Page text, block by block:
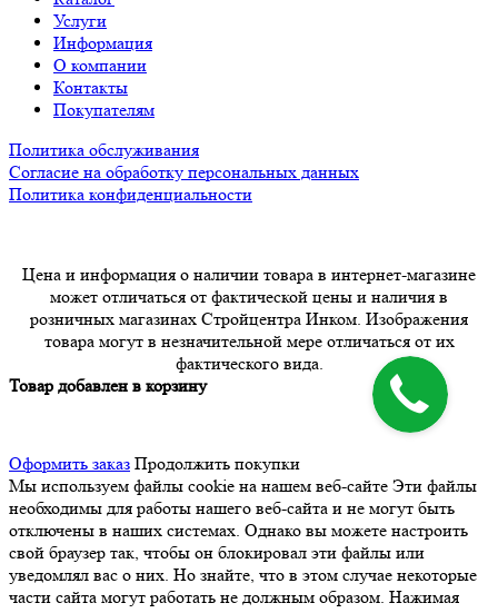
Услуги
Информация
О компании
Контакты
Покупателям
Политика обслуживания
Согласие на обработку персональных данных
Политика конфиденциальности
Цена и информация о наличии товара в интернет-магазине
может отличаться от фактической цены и наличия в
розничных магазинах Стройцентра Инком. Изображения
товара могут в незначительной мере отличаться от их
фактического вида.
Товар добавлен в корзину
Оформить заказ Продолжить покупки
Мы используем файлы cookie на нашем веб-сайте Эти файлы
необходимы для работы нашего веб-сайта и не могут быть
отключены в наших системах. Однако вы можете настроить
свой браузер так, чтобы он блокировал эти файлы или
уведомлял вас о них. Но знайте, что в этом случае некоторые
части сайта могут работать не должным образом. Нажимая